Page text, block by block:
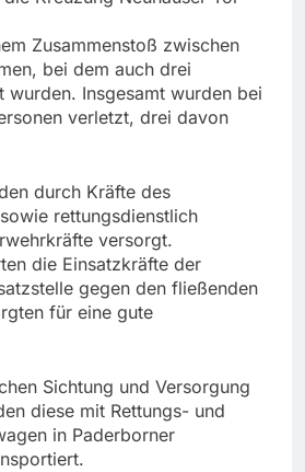
Zusammenstoß zwischen
bei dem auch drei
wurden. Insgesamt wurden bei
verletzt, drei davon
durch Kräfte des
rettungsdienstlich
versorgt.
die Einsatzkräfte der
gegen den fließenden
für eine gute
Sichtung und Versorgung
diese mit Rettungs- und
in Paderborner